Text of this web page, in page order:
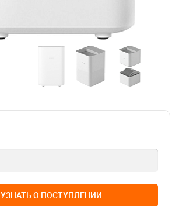
УЗНАТЬ О ПОСТУПЛЕНИИ